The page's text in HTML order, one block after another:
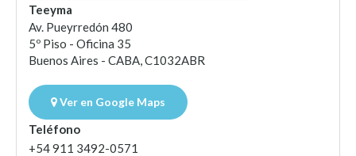
Teeyma
Av. Pueyrredón 480
5º Piso - Oficina 35
Buenos Aires - CABA, C1032ABR
Ver en Google Maps
Teléfono
+54 911 3492-0571